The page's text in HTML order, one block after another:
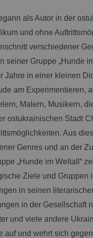
als Autor in der
und ohne
verschiedener
seiner Gruppe „Hunde
Jahre in einer kleinen
am Experimentieren,
Malern, Musikern,
ostukrainischen Stadt
Aus
Genres und an der
„Hunde im Weltall“
Ziele und Gruppen
in seinen
in der Gesellschaft
und viele andere
auf und wehrt sich